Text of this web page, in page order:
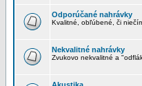
Odporúčané nahrávky
Kvalitné, obľúbené, či
Nekvalitné nahrávky
Zvukovo nekvalitné a